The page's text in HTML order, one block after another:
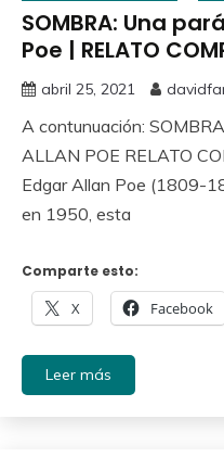
SOMBRA: Una
Poe | RELATO
abril 25, 2021
A contunuación:
ALLAN POE RELATO
Edgar Allan Poe (1809-
en 1950, esta
Comparte esto:
X Facebook
Leer más